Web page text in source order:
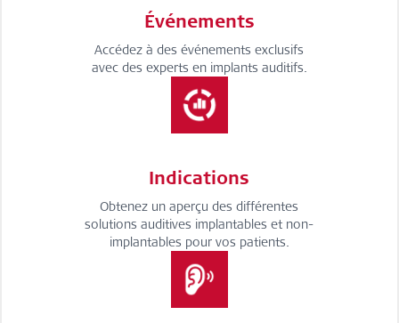
Événements
Accédez à des événements exclusifs
avec des experts en implants auditifs.
Indications
Obtenez un aperçu des différentes
solutions auditives implantables et non-
implantables pour vos patients.